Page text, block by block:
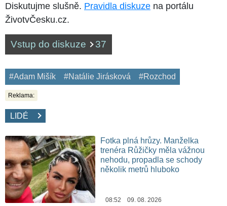
Diskutujme slušně. Pravidla diskuze na portálu
ŽivotvČesku.cz.
Vstup do diskuze 37
#Adam Mišík #Natálie Jirásková #Rozchod
Reklama:
LIDÉ
Fotka plná hrůzy. Manželka
trenéra Růžičky měla vážnou
nehodu, propadla se schody
několik metrů hluboko
08:52 09. 08. 2026